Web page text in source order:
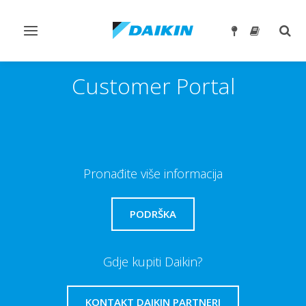
Prebaci
Customer Portal
Pronađite više informacija
PODRŠKA
Gdje kupiti Daikin?
KONTAKT DAIKIN PARTNERI